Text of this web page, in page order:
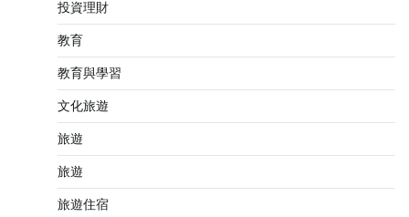
投資理財
教育
教育與學習
文化旅遊
旅遊
旅遊
旅遊住宿